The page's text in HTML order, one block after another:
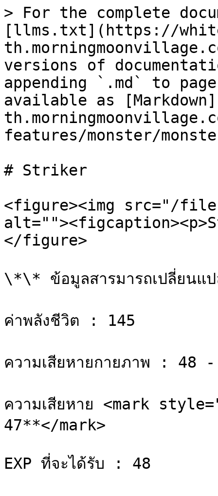
> For the complete
[llms.txt](https://
versions of
appending `.md` to
available as
features/monster/
# Striker
<figure><img src="/
</figure>
\*\* ข้อมูลสารมารถเปลี่ยนแป
ค่าพลังชีวิต : 145
ความเสียหายกายภาพ : 48
ความเสียหาย <mark
47**</mark>
EXP ที่จะได้รับ : 48